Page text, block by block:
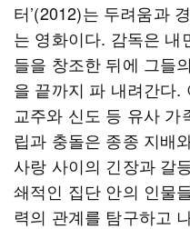
터’(2012)는 두려움과
는 영화이다. 감독은 내
들을 창조한 뒤에 그들
을 끝까지 파 내려간다.
교주와 신도 등 유사 가
립과 충돌은 종종 지배
사랑 사이의 긴장과 갈
쇄적인 집단 안의 인물
력의 관계를 탐구하고